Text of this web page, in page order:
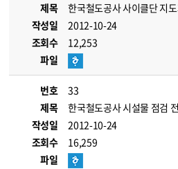
제목
한국철도공사 사이클단 지
작성일
2012-10-24
조회수
12,253
파일
번호
33
제목
한국철도공사 시설물 점검
작성일
2012-10-24
조회수
16,259
파일